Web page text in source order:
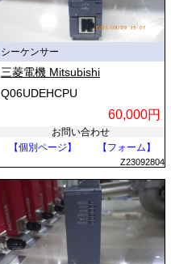
シーケンサー
三菱電機 Mitsubishi
Q06UDEHCPU
60,000円
お問い合わせ
【個別ページ】
【フォーム】
Z23092804